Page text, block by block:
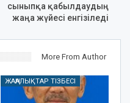
сыныпқа қабылдаудың
жаңа жүйесі енгізіледі
More From Author
ЖАҢАЛЫҚТАР ТІЗБЕСІ